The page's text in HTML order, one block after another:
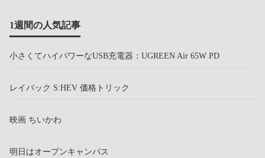
1週間の人気記事
小さくてハイパワーなUSB充電器：UGREEN Air 65W PD
レイバック S:HEV 価格トリック
映画 ちいかわ
明日はオープンキャンパス